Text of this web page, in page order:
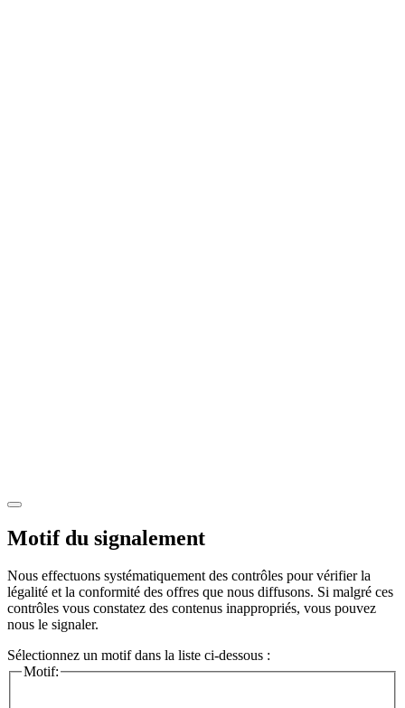
Motif du signalement
Nous effectuons systématiquement des contrôles pour vérifier la
légalité et la conformité des offres que nous diffusons. Si malgré ces
contrôles vous constatez des contenus inappropriés, vous pouvez
nous le signaler.
Sélectionnez un motif dans la liste ci-dessous :
Motif: